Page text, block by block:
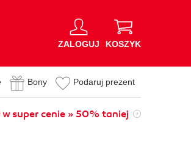
ZALOGUJ KOSZYK
Bony Podaruj prezent
w super cenie » 50% taniej